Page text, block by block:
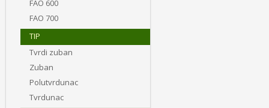
FAO 600
FAO 700
TIP
Tvrdi zuban
Zuban
Polutvrdunac
Tvrdunac